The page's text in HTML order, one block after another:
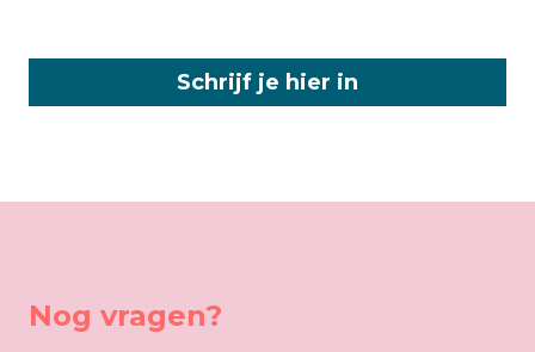
Schrijf je hier in
Nog vragen?